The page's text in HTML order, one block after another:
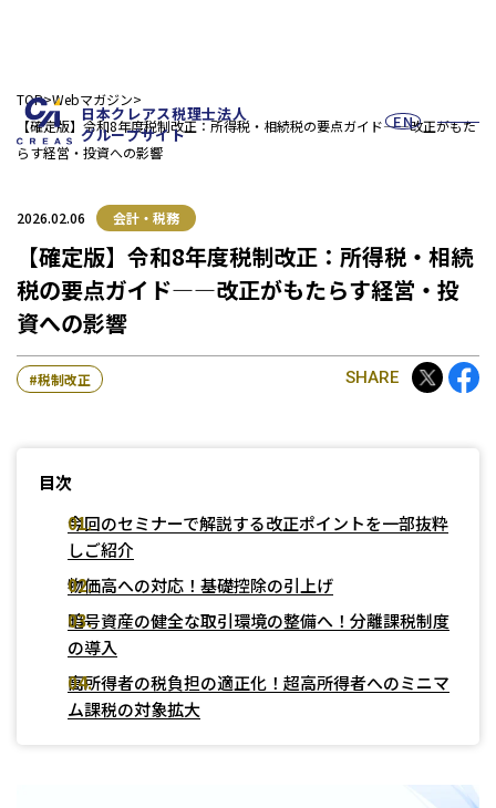
日本クレアス税理士法人
グループサイト
EN
お問い合わせフォーム
法人の皆様へ
税務調査対応（会計・税務）
税務セカンドオピニオン
組織再編税制・国際税務
四半期決算サポート
BPO・会計アウトソーシング
会社設立（スタートアップサポート）・クラウド会計導入
決算開示書類（有報・短信等）作成・IFRS対応サポート
人事労務
人事労務アウトソーシング（給与計算・社会保険手続）
労使トラブル対応
労務デューデリジェンス・労務コンプライアンス調査
企業法務
企業法務・法務顧問・事業再生・債権回収
コンサルティングサービス
FAS（財務デューデリジェンス・株価算定・PPA）
J-SOX（内部統制）対応・内部監査アウトソーシング
M＆A
M&A仲介／M&Aアドバイザリー
TOP Webマガジン
【確定版】令和8年度税制改正：所得税・相続税の要点ガイド―—改正がもた
らす経営・投資への影響
2026.02.06 会計・税務
【確定版】令和8年度税制改正：所得税・相続
税の要点ガイド―—改正がもたらす経営・投
資への影響
税制改正 SHARE
目次
今回のセミナーで解説する改正ポイントを一部抜粋
しご紹介
物価高への対応！基礎控除の引上げ
暗号資産の健全な取引環境の整備へ！分離課税制度
の導入
高所得者の税負担の適正化！超高所得者へのミニマ
ム課税の対象拡大